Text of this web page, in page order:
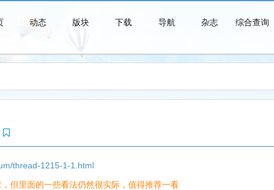
动态 版块 下载 导航 杂志 综合查询
thread-1215-1-1.html
但里面的一些看法仍然很实际，值得推荐一看